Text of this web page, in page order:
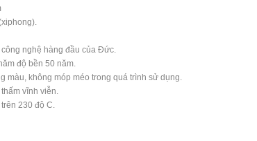
nghệ hàng đầu của Đức.
độ bền 50 năm.
màu, không móp méo trong quá trình sử dụng.
vĩnh viễn.
230 độ C.